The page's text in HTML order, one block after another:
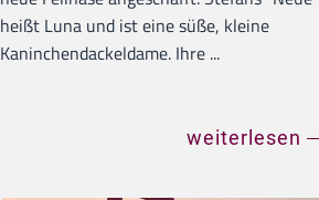
heißt Luna und ist eine süße, kleine
Kaninchendackeldame. Ihre ...
weiterlesen